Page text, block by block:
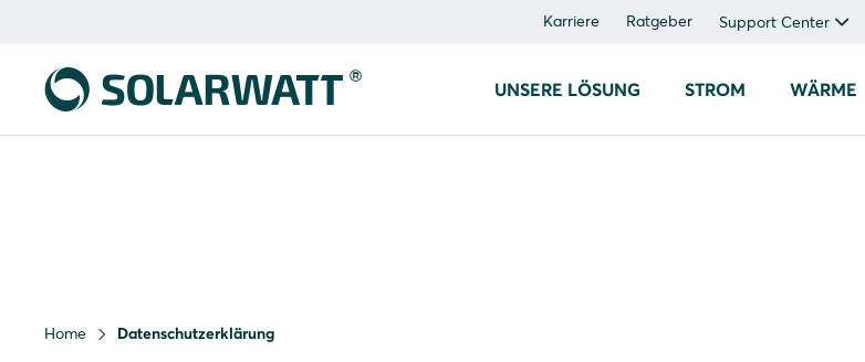
Karriere Ratgeber Support Center
UNSERE LÖSUNG STROM WÄRME
Home Datenschutzerklärung